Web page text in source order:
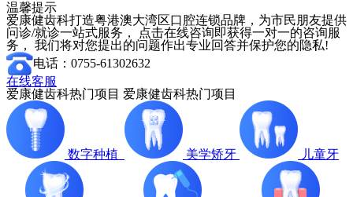
温馨提示
爱康健齿科打造粤港澳大湾区口腔连锁品牌，为市民朋友提供
问诊/就诊一站式服务， 点击在线咨询即获得一对一的咨询服
务， 我们将对您提出的问题作出专业回答并保护您的隐私!
电话：0755-61302632
在线客服
爱康健齿科热门项目 爱康健齿科热门项目
数字种植 美学矫牙 儿童牙